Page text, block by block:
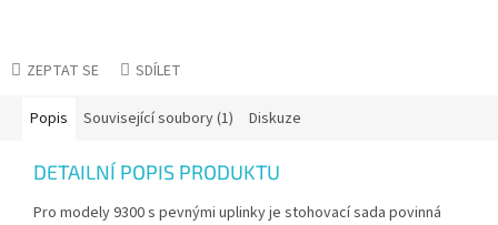
ZEPTAT SE SDÍLET
Popis Související soubory (1) Diskuze
DETAILNÍ POPIS PRODUKTU
Pro modely 9300 s pevnými uplinky je stohovací sada povinná